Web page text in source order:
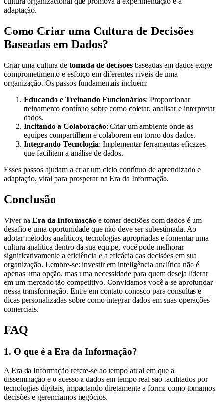
adaptação.
Como Criar uma Cultura de Decisões
Baseadas em Dados?
Criar uma cultura de tomada de decisões baseadas em dados exige
comprometimento e esforço em diferentes níveis de uma
organização. Os passos fundamentais incluem:
Educando e Treinando Funcionários: Proporcionar
treinamento contínuo sobre como coletar, analisar e interpretar
dados.
Incitando a Colaboração: Criar um ambiente onde as
equipes compartilhem e colaborem em torno dos dados.
Integrando Tecnologia: Implementar ferramentas eficazes
que facilitem a análise de dados.
Esses passos ajudam a criar um ciclo contínuo de aprendizado e
adaptação, vital para prosperar na Era da Informação.
Conclusão
Viver na Era da Informação e tomar decisões com dados é um
desafio e uma oportunidade que não deve ser subestimada. Ao
adotar métodos analíticos, tecnologias apropriadas e fomentar uma
cultura analítica dentro da sua equipe, você pode melhorar
significativamente a eficiência e a eficácia das decisões em sua
organização. Lembre-se: investir em inteligência analítica não é
apenas uma opção, mas uma necessidade para quem deseja liderar
em um mercado tão competitivo. Convidamos você a se aprofundar
nessa transformação. Entre em contato conosco para consultas e
dicas personalizadas sobre como integrar dados em suas operações
comerciais.
FAQ
1. O que é a Era da Informação?
A Era da Informação refere-se ao tempo atual em que a
disseminação e o acesso a dados em tempo real são facilitados por
tecnologias digitais, impactando diretamente a forma como tomamos
decisões e gerenciamos negócios.